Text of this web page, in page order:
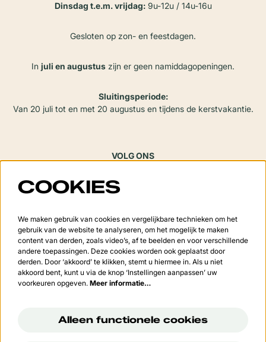
Dinsdag t.e.m. vrijdag:9u-12u / 14u-16u
Gesloten op zon- en feestdagen.
In juli en augustus zijn er geen namiddagopeningen.
Sluitingsperiode:
Van 20 juli tot en met 20 augustus en tijdens de kerstvakantie.
VOLG ONS
Meld je aan voor de nieuwsbrief
Aanmelden
Data Processing Addendum van Google.
COOKIES
We maken gebruik van cookies en vergelijkbare technieken om het
gebruik van de website te analyseren, om het mogelijk te maken
content van derden, zoals video’s, af te beelden en voor verschillende
andere toepassingen. Deze cookies worden ook geplaatst door
derden. Door ‘akkoord’ te klikken, stemt u hiermee in. Als u niet
akkoord bent, kunt u via de knop ‘Instellingen aanpassen’ uw
voorkeuren opgeven. Meer informatie…
Alleen functionele cookies